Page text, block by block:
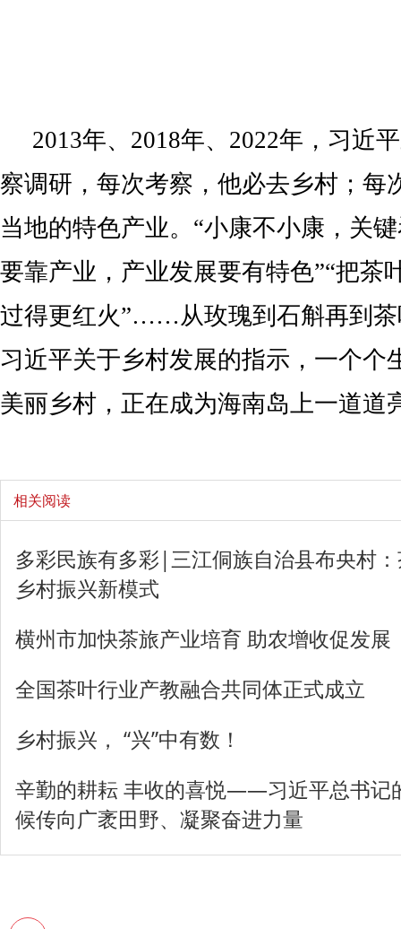
2013年、2018年、2022年，习近
察调研，每次考察，他必去乡村；每
当地的特色产业。“小康不小康，关
要靠产业，产业发展要有特色”“把茶
过得更红火”……从玫瑰到石斛再到茶
习近平关于乡村发展的指示，一个个
美丽乡村，正在成为海南岛上一道道
相关阅读
多彩民族有多彩|三江侗族自治县布央村
乡村振兴新模式
横州市加快茶旅产业培育 助农增收促发展
全国茶叶行业产教融合共同体正式成立
乡村振兴， “兴”中有数！
辛勤的耕耘 丰收的喜悦——习近平总书记
候传向广袤田野、凝聚奋进力量